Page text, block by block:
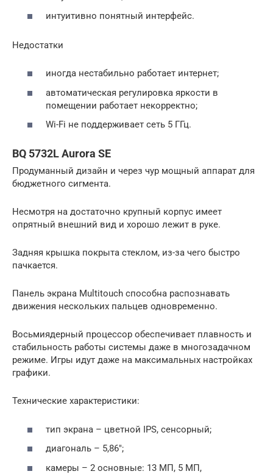
интуитивно понятный интерфейс.
Недостатки
иногда нестабильно работает интернет;
автоматическая регулировка яркости в
помещении работает некорректно;
Wi-Fi не поддерживает сеть 5 ГГц.
BQ 5732L Aurora SE
Продуманный дизайн и через чур мощный аппарат для
бюджетного сигмента.
Несмотря на достаточно крупный корпус имеет
опрятный внешний вид и хорошо лежит в руке.
Задняя крышка покрыта стеклом, из-за чего быстро
пачкается.
Панель экрана Multitouch способна распознавать
движения нескольких пальцев одновременно.
Восьмиядерный процессор обеспечивает плавность и
стабильность работы системы даже в многозадачном
режиме. Игры идут даже на максимальных настройках
графики.
Технические характеристики:
тип экрана – цветной IPS, сенсорный;
диагональ – 5,86″;
камеры – 2 основные: 13 МП, 5 МП,